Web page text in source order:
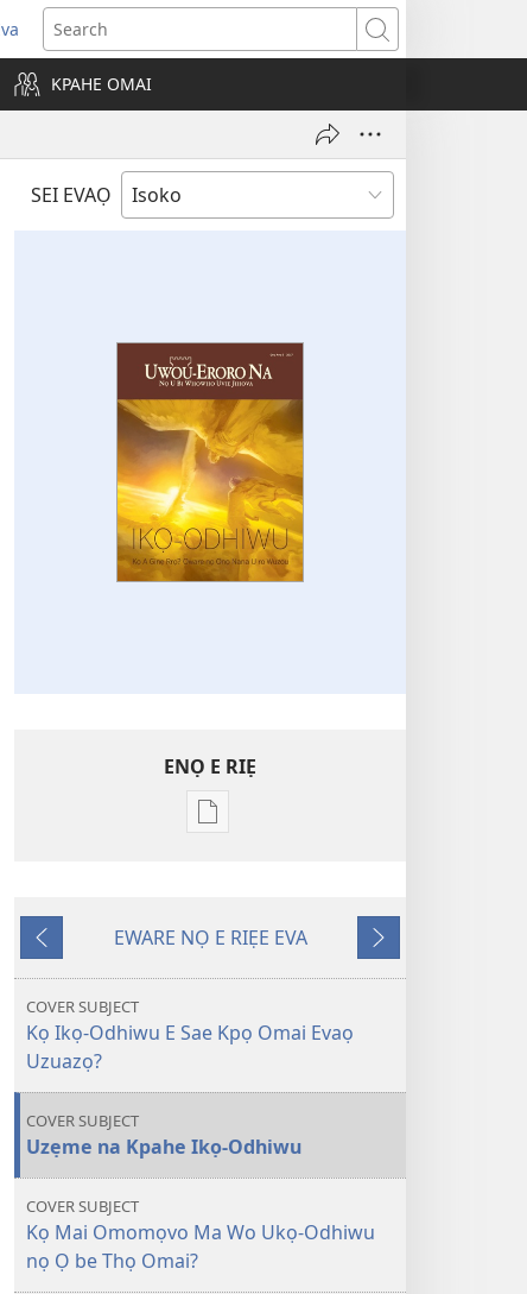
Search
KPAHE OMAI
SEI EVAỌ
ENỌ E RIẸ
Oghẹrẹ
nọ
sae
danlodu
NA
—
Onọ
U
Kpemu
EWARE NỌ E RIẸE EVA
Onọ
O
COVER SUBJECT
Kọ Ikọ-Odhiwu E Sae Kpọ Omai Evaọ
Uzuazọ?
COVER SUBJECT
Uzẹme na Kpahe Ikọ-Odhiwu
COVER SUBJECT
Kọ Mai Omomọvo Ma Wo Ukọ-Odhiwu
nọ Ọ be Thọ Omai?